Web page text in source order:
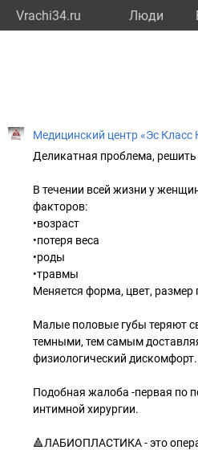
Vrachi34.ru Люди
Медицинский центр «Эс Класс
Деликатная проблема,
В течении всей жизни у
факторов:
•возраст
•потеря веса
•роды
•травмы
Меняется форма, цвет, размер
Малые половые губы теряют
темными, тем самым
физиологический дискомфорт.
Подобная жалоба -первая по
интимной хирургии.
🔺ЛАБИОПЛАСТИКА - это